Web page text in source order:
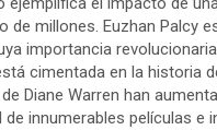
de millones. Euzhan Palcy
importancia
cimentada en la historia
Diane Warren han
innumerables películas e